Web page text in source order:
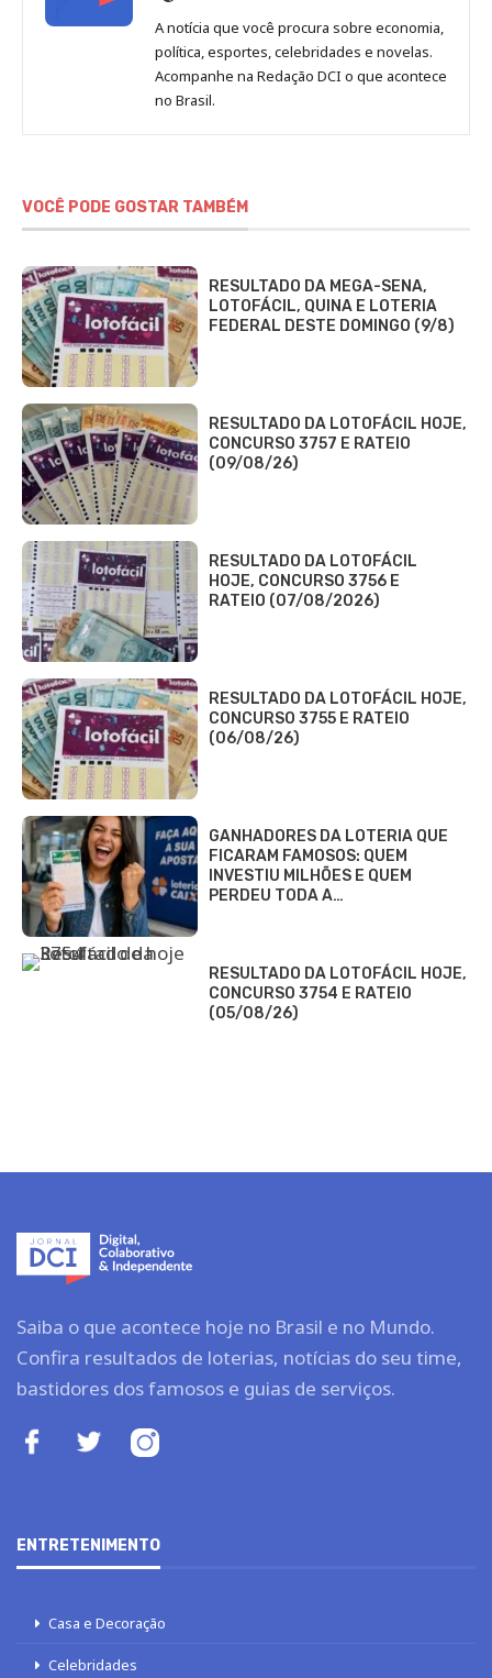
de
Redação
Jornal
DCI
A notícia que você procura sobre economia,
política, esportes, celebridades e novelas.
Acompanhe na Redação DCI o que acontece
no Brasil.
VOCÊ PODE GOSTAR TAMBÉM
RESULTADO DA MEGA-SENA,
LOTOFÁCIL, QUINA E LOTERIA
FEDERAL DESTE DOMINGO (9/8)
RESULTADO DA LOTOFÁCIL HOJE,
CONCURSO 3757 E RATEIO
(09/08/26)
RESULTADO DA LOTOFÁCIL
HOJE, CONCURSO 3756 E
RATEIO (07/08/2026)
RESULTADO DA LOTOFÁCIL HOJE,
CONCURSO 3755 E RATEIO
(06/08/26)
GANHADORES DA LOTERIA QUE
FICARAM FAMOSOS: QUEM
INVESTIU MILHÕES E QUEM
PERDEU TODA A…
RESULTADO DA LOTOFÁCIL HOJE,
CONCURSO 3754 E RATEIO
(05/08/26)
Saiba o que acontece hoje no Brasil e no Mundo.
Confira resultados de loterias, notícias do seu time,
bastidores dos famosos e guias de serviços.
ENTRETENIMENTO
Casa e Decoração
Celebridades